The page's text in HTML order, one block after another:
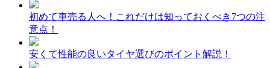
初めて車売る人へ！これだけは知っておくべき7つの注
意点！
安くて性能の良いタイヤ選びのポイント解説！